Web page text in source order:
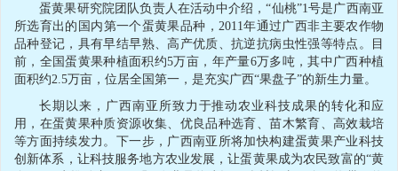
蛋黄果研究院团队负责人在活动中介绍，“仙桃”1号是广西南亚
所选育出的国内第一个蛋黄果品种，2011年通过广西非主要农作物
品种登记，具有早结早熟、高产优质、抗逆抗病虫性强等特点。目
前，全国蛋黄果种植面积约5万亩，年产量6万多吨，其中广西种植
面积约2.5万亩，位居全国第一，是充实广西“果盘子”的新生力量。
长期以来，广西南亚所致力于推动农业科技成果的转化和应
用，在蛋黄果种质资源收集、优良品种选育、苗木繁育、高效栽培
等方面持续发力。下一步，广西南亚所将加快构建蛋黄果产业科技
创新体系，让科技服务地方农业发展，让蛋黄果成为农民致富的“黄